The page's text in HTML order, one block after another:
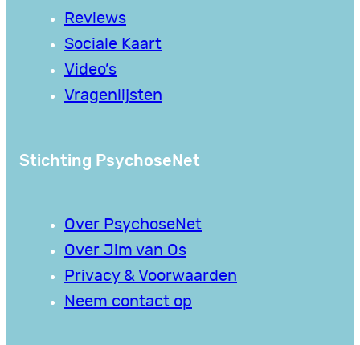
Reviews
Sociale Kaart
Video’s
Vragenlijsten
Stichting PsychoseNet
Over PsychoseNet
Over Jim van Os
Privacy & Voorwaarden
Neem contact op